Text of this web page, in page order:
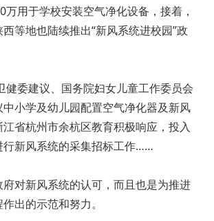
万用于学校安装空气净化设备，接着，
等地也陆续推出“新风系统进校园”政
健委建议、国务院妇女儿童工作委员会
小学及幼儿园配置空气净化器及新风
省杭州市余杭区教育积极响应，投入
行新风系统的采集招标工作……
对新风系统的认可，而且也是为推进
出的示范和努力。